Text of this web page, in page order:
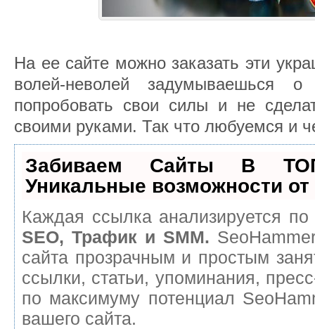
На ее сайте можно заказать эти
волей-неволей
попробовать свои силы и не
своими руками. Так что любуемся и
Забиваем Сайты В
Уникальные возможности от
Каждая ссылка анализируется
SEO, Трафик и SMM.
сайта прозрачным и простым
ссылки, статьи, упоминания,
по максимуму потенциал
вашего сайта.